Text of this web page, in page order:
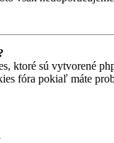
ktoré sú vytvorené
fóra pokiaľ máte